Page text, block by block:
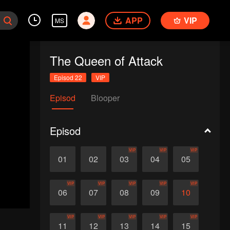
MS APP VIP
The Queen of Attack
Episod 22 VIP
Episod Blooper
Episod
01 02 03
VIP
04
VIP
05
VIP
06
VIP
07
VIP
08
VIP
09
VIP
10
VIP
11
VIP
12
VIP
13
VIP
14
VIP
15
VIP